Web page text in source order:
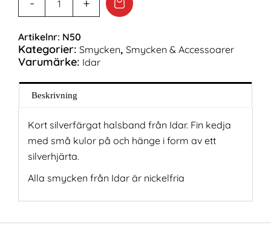
Artikelnr: N50
Kategorier: Smycken, Smycken & Accessoarer
Varumärke: Idar
Beskrivning
Kort silverfärgat halsband från Idar. Fin kedja
med små kulor på och hänge i form av ett
silverhjärta.
Alla smycken från Idar är nickelfria